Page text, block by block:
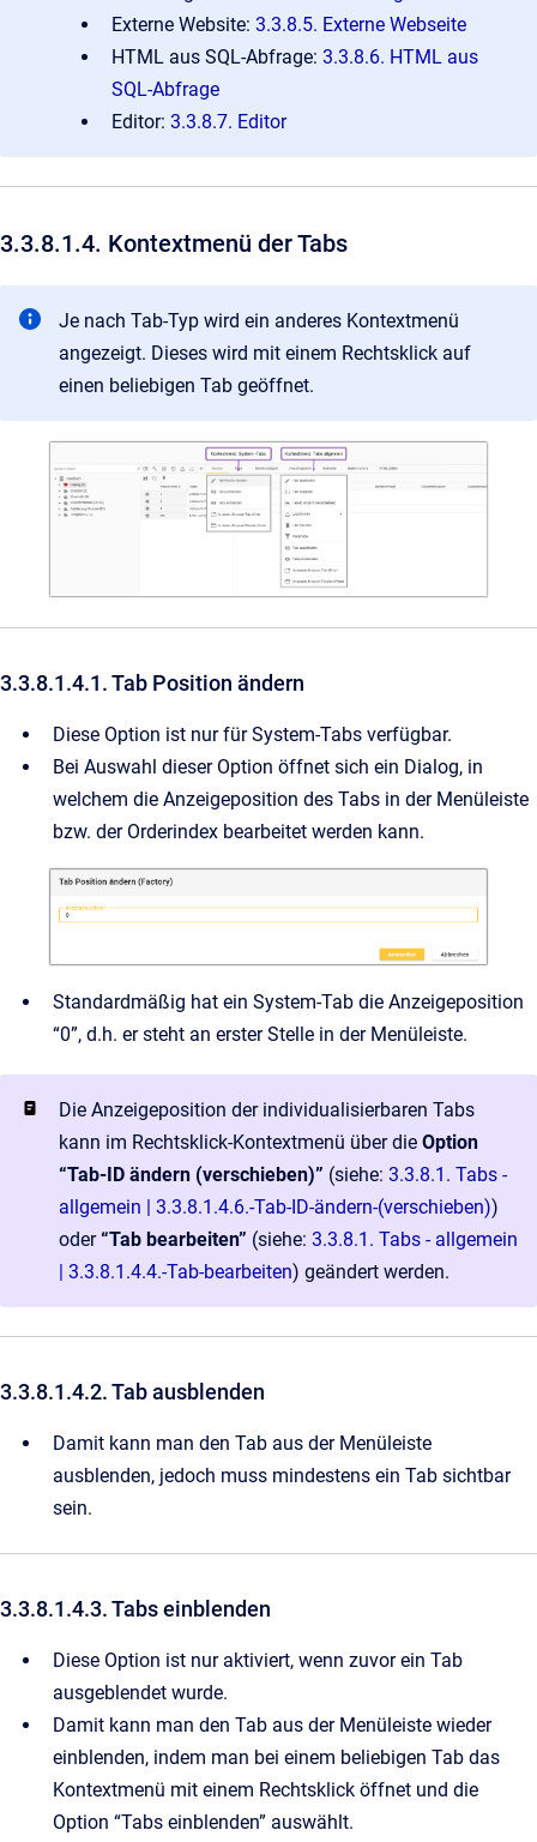
Externe Website: 3.3.8.5. Externe Webseite
HTML aus SQL-Abfrage: 3.3.8.6. HTML aus
SQL-Abfrage
Editor: 3.3.8.7. Editor
3.3.8.1.4. Kontextmenü der Tabs
Je nach Tab-Typ wird ein anderes Kontextmenü
angezeigt. Dieses wird mit einem Rechtsklick auf
einen beliebigen Tab geöffnet.
3.3.8.1.4.1. Tab Position ändern
Diese Option ist nur für System-Tabs verfügbar.
Bei Auswahl dieser Option öffnet sich ein Dialog, in
welchem die Anzeigeposition des Tabs in der Menüleiste
bzw. der Orderindex bearbeitet werden kann.
Standardmäßig hat ein System-Tab die Anzeigeposition
“0”, d.h. er steht an erster Stelle in der Menüleiste.
Die Anzeigeposition der individualisierbaren Tabs
kann im Rechtsklick-Kontextmenü über die Option
“Tab-ID ändern (verschieben)” (siehe: 3.3.8.1. Tabs -
allgemein | 3.3.8.1.4.6.-Tab-ID-ändern-(verschieben))
oder“Tab bearbeiten” (siehe: 3.3.8.1. Tabs - allgemein
| 3.3.8.1.4.4.-Tab-bearbeiten) geändert werden.
3.3.8.1.4.2. Tab ausblenden
Damit kann man den Tab aus der Menüleiste
ausblenden, jedoch muss mindestens ein Tab sichtbar
sein.
3.3.8.1.4.3. Tabs einblenden
Diese Option ist nur aktiviert, wenn zuvor ein Tab
ausgeblendet wurde.
Damit kann man den Tab aus der Menüleiste wieder
einblenden, indem man bei einem beliebigen Tab das
Kontextmenü mit einem Rechtsklick öffnet und die
Option “Tabs einblenden” auswählt.